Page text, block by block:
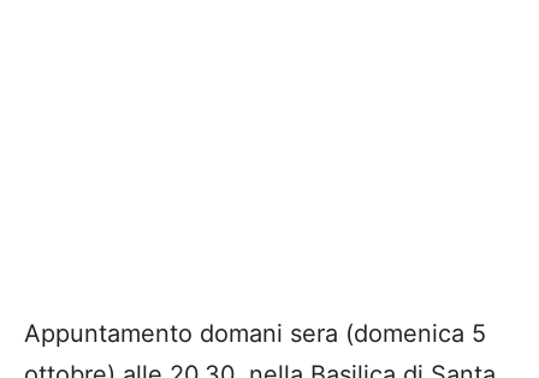
Appuntamento domani sera (domenica 5